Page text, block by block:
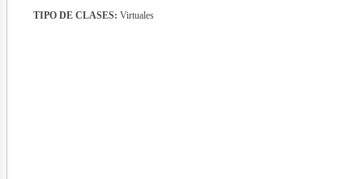
TIPO DE CLASES: Virtuales